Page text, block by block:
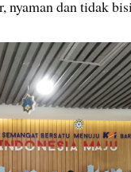
nyaman dan tidak